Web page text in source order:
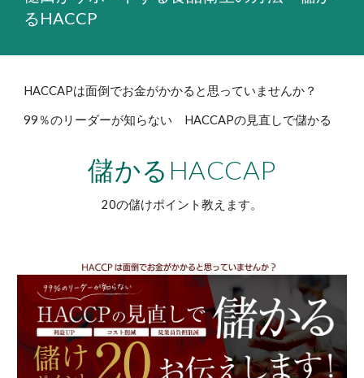
るHACCP
HACCAPは面倒でお金がかかると思っていませんか？
99％のリーダーが知らない HACCAPの見直しで儲かる
儲かるHACCAP
20の儲けポイント教えます。